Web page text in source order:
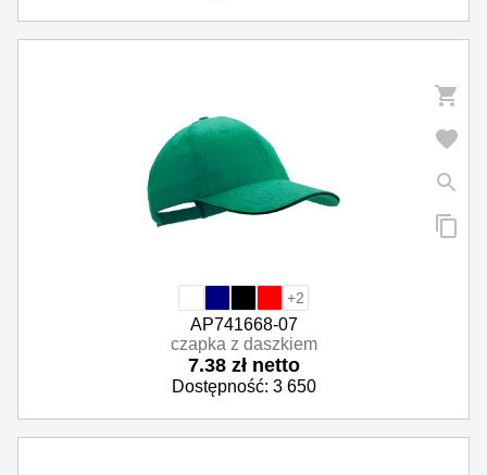
+2
AP741668-07
czapka z daszkiem
7.38 zł netto
Dostępność: 3 650